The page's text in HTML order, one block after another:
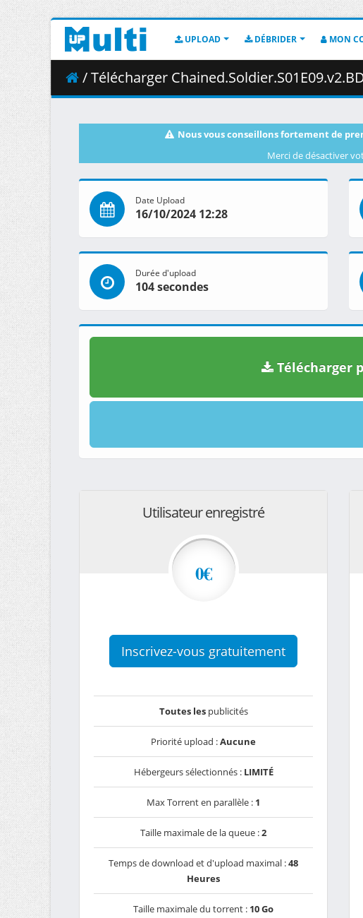
UPLOAD DÉBRIDER MON
/ Télécharger
Nous vous conseillons fortement de
Merci de désactiver
Date Upload
16/10/2024 12:28
Durée d'upload
104 secondes
Télécharger
Utilisateur enregistré
0€
Inscrivez-vous gratuitement
Toutes lespublicités
Priorité upload :Aucune
Hébergeurs sélectionnés : LIMITÉ
Max Torrent en parallèle : 1
Taille maximale de la queue :2
Temps de download et d'upload maximal :48
Heures
Taille maximale du torrent : 10 Go